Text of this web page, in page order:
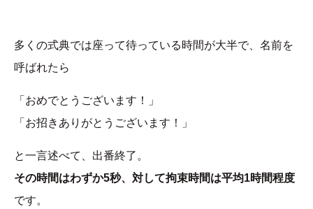
多くの式典では座って待っている時間が大半で、名前を
呼ばれたら
「おめでとうございます！」
「お招きありがとうございます！」
と一言述べて、出番終了。
その時間はわずか5秒、対して拘束時間は平均1時間程度
です。